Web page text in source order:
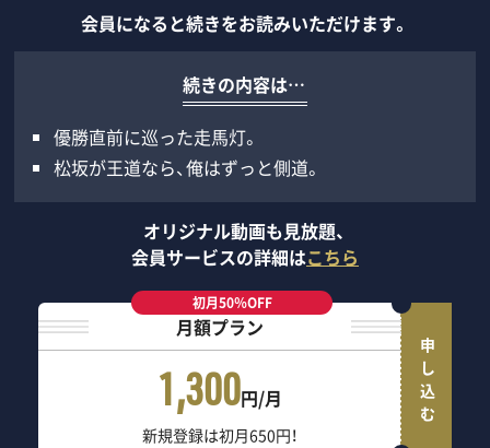
会員になると続きをお読みいただけます。
続きの内容は…
優勝直前に巡った走馬灯。
松坂が王道なら、俺はずっと側道。
オリジナル動画も見放題、
会員サービスの詳細はこちら
初月50％OFF
月額プラン
1,300円/月
新規登録は初月650円！
申し込む